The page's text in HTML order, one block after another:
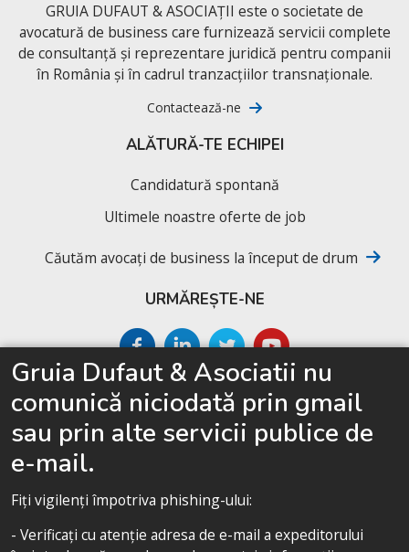
GRUIA DUFAUT & ASOCIAȚII este o societate de
avocatură de business care furnizează servicii complete
de consultanță și reprezentare juridică pentru companii
în România și în cadrul tranzacțiilor transnaționale.
Contactează-ne
SITEMAP
Acasă
ALĂTURĂ-TE ECHIPEI
Candidatură spontană
Ultimele noastre oferte de job
Căutăm avocați de business la început de drum
URMĂREȘTE-NE
Gruia Dufaut & Asociatii nu
comunică niciodată prin gmail
sau prin alte servicii publice de
e-mail.
Fiți vigilenți împotriva phishing-ului:
- Verificați cu atenție adresa de e-mail a expeditorului